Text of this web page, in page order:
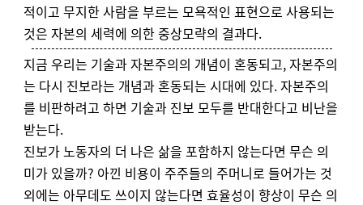
적이고 무지한 사람을 부르는 모욕적인 표현으로 사용되는
것은 자본의 세력에 의한 중상모략의 결과다.
지금 우리는 기술과 자본주의의 개념이 혼동되고, 자본주의
는 다시 진보라는 개념과 혼동되는 시대에 있다. 자본주의
를 비판하려고 하면 기술과 진보 모두를 반대한다고 비난을
받는다.
진보가 노동자의 더 나은 삶을 포함하지 않는다면 무슨 의
미가 있을까? 아낀 비용이 주주들의 주머니로 들어가는 것
외에는 아무데도 쓰이지 않는다면 효율성이 향상이 무슨 의